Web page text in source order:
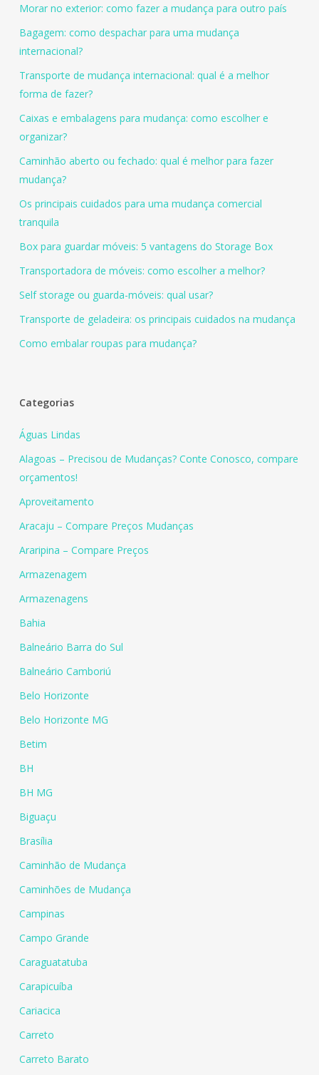
Morar no exterior: como fazer a mudança para outro país
Bagagem: como despachar para uma mudança
internacional?
Transporte de mudança internacional: qual é a melhor
forma de fazer?
Caixas e embalagens para mudança: como escolher e
organizar?
Caminhão aberto ou fechado: qual é melhor para fazer
mudança?
Os principais cuidados para uma mudança comercial
tranquila
Box para guardar móveis: 5 vantagens do Storage Box
Transportadora de móveis: como escolher a melhor?
Self storage ou guarda-móveis: qual usar?
Transporte de geladeira: os principais cuidados na mudança
Como embalar roupas para mudança?
Categorias
Águas Lindas
Alagoas – Precisou de Mudanças? Conte Conosco, compare
orçamentos!
Aproveitamento
Aracaju – Compare Preços Mudanças
Araripina – Compare Preços
Armazenagem
Armazenagens
Bahia
Balneário Barra do Sul
Balneário Camboriú
Belo Horizonte
Belo Horizonte MG
Betim
BH
BH MG
Biguaçu
Brasília
Caminhão de Mudança
Caminhões de Mudança
Campinas
Campo Grande
Caraguatatuba
Carapicuíba
Cariacica
Carreto
Carreto Barato